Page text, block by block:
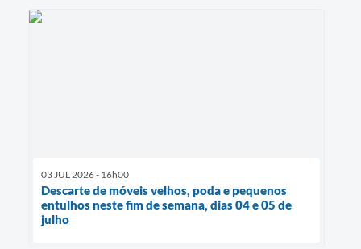
03 JUL 2026 - 16h00
Descarte de móveis velhos, poda e pequenos
entulhos neste fim de semana, dias 04 e 05 de
julho